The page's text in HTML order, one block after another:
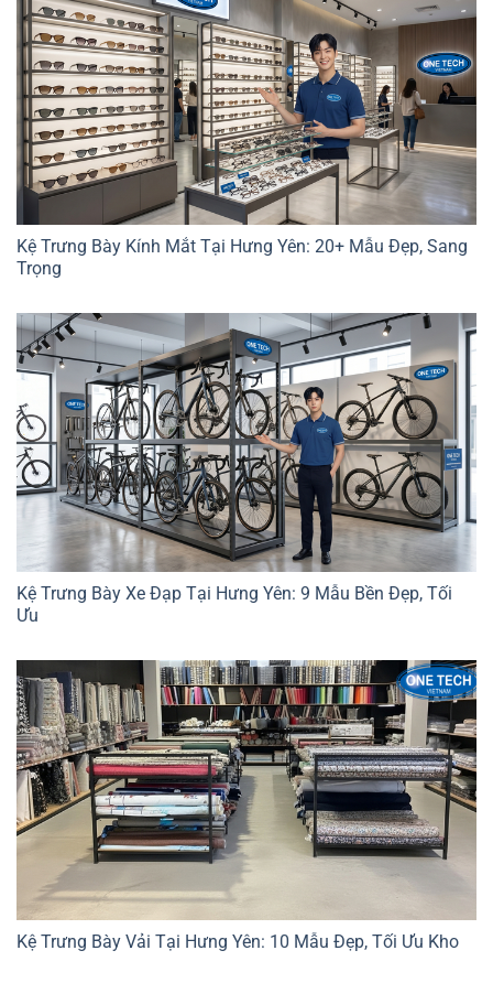
Kệ Trưng Bày Kính Mắt Tại Hưng Yên: 20+ Mẫu Đẹp, Sang
Trọng
Kệ Trưng Bày Xe Đạp Tại Hưng Yên: 9 Mẫu Bền Đẹp, Tối
Ưu
Kệ Trưng Bày Vải Tại Hưng Yên: 10 Mẫu Đẹp, Tối Ưu Kho